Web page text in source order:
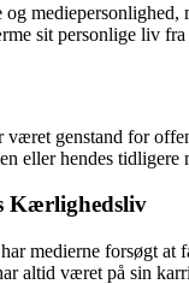
og
sit personlige liv
genstand for
eller hendes
Kærlighedsliv
medierne forsøgt
altid været på sin